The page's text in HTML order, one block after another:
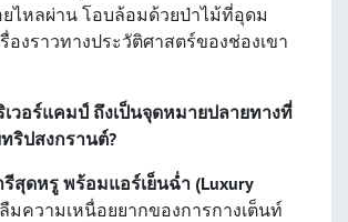
ไหลผ่าน โอบล้อมด้วยป่าไม้ที่อุดม
องราวทางประวัติศาสตร์ของช่องเขา
วอร์แคมป์ ถึงเป็นจุดหมายปลายทางที่
ริปสงกรานต์?
สุดหรู พร้อมแอร์เย็นฉ่ำ (Luxury
ลืมความเหนื่อยยากของการกางเต็นท์